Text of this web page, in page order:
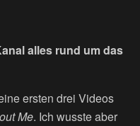
alles rund um das
ersten drei Videos
Me. Ich wusste aber